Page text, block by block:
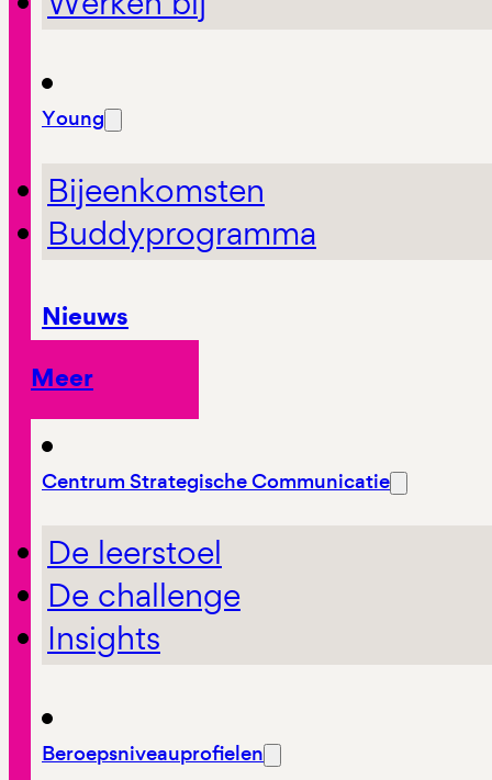
Young
Bijeenkomsten
Buddyprogramma
Nieuws
Meer
Centrum Strategische Communicatie
De leerstoel
De challenge
Insights
Beroepsniveauprofielen